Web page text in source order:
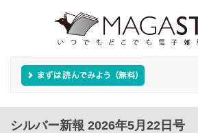
シルバー新報 2026年5月22日号